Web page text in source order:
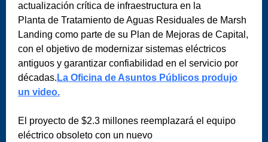
actualización crítica de infraestructura en la
Planta de Tratamiento de Aguas Residuales de Marsh
Landing como parte de su Plan de Mejoras de Capital,
con el objetivo de modernizar sistemas eléctricos
antiguos y garantizar confiabilidad en el servicio por
décadas. La Oficina de Asuntos Públicos produjo
un video.
El proyecto de $2.3 millones reemplazará el equipo
eléctrico obsoleto con un nuevo